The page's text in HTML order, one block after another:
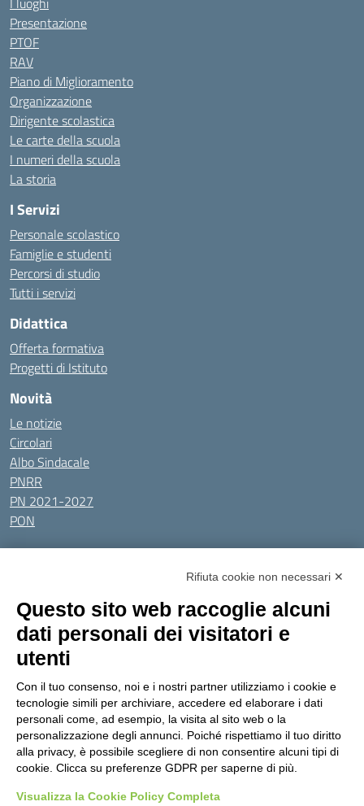
Presentazione
PTOF
RAV
Piano di Miglioramento
Organizzazione
Dirigente scolastica
Le carte della scuola
I numeri della scuola
La storia
I Servizi
Personale scolastico
Famiglie e studenti
Percorsi di studio
Tutti i servizi
Didattica
Offerta formativa
Progetti di Istituto
Novità
Le notizie
Circolari
Albo Sindacale
PNRR
PN 2021-2027
PON
Tutti gli argomenti
Amministrazione Trasparente
Privacy Policy
Dichiarazione di accessibilitàObiettivi di accessibilità
Seguici su:
Indirizzo:Via Gaetano Donizetti 30, Collegno
Centralino:0114053925 Email: toic8cg002@istruzione.it
Posta elettronica certificata (PEC):toic8cg002@pec.istruzione.it
Codice fiscale: 95641450010
Codice Indice delle Pubbliche Amministrazioni (IPA): D0ZZDV0V
Rifiuta cookie non necessari ✕
Questo sito web raccoglie alcuni
dati personali dei visitatori e
utenti
Con il tuo consenso, noi e i nostri partner utilizziamo i cookie e
tecnologie simili per archiviare, accedere ed elaborare i dati
personali come, ad esempio, la visita al sito web o la
personalizzazione degli annunci. Poiché rispettiamo il tuo diritto
alla privacy, è possibile scegliere di non consentire alcuni tipi di
cookie. Clicca su preferenze GDPR per saperne di più.
Visualizza la Cookie Policy Completa